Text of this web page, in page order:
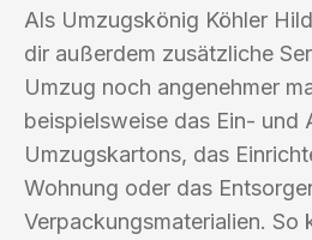
Als Umzugskönig Köhler
dir außerdem zusätzliche
Umzug noch angenehmer
beispielsweise das Ein- und
Umzugskartons, das
Wohnung oder das
Verpackungsmaterialien. So